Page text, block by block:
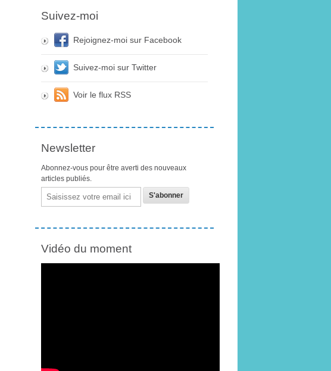
Suivez-moi
Rejoignez-moi sur Facebook
Suivez-moi sur Twitter
Voir le flux RSS
Newsletter
Abonnez-vous pour être averti des nouveaux
articles publiés.
Email
Vidéo du moment